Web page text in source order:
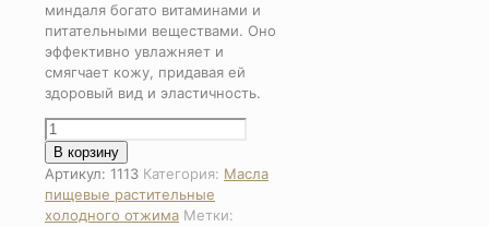
миндаля богато витаминами и
питательными веществами. Оно
эффективно увлажняет и
смягчает кожу, придавая ей
здоровый вид и эластичность.
Количество
товара
Масло
Миндальное
250гр
В корзину
Артикул: 1113 Категория: Масла
пищевые растительные
холодного отжима Метки: